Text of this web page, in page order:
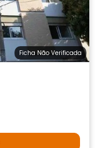
Ficha Não Verificada